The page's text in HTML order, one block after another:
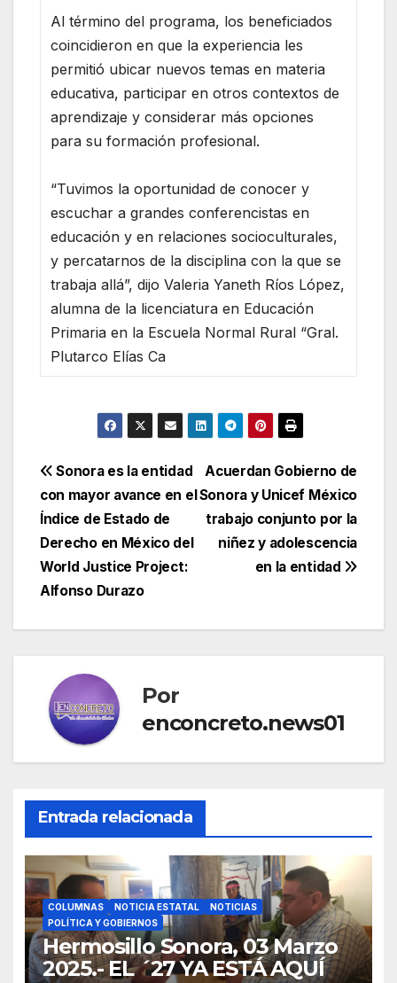
Al término del programa, los beneficiados
coincidieron en que la experiencia les
permitió ubicar nuevos temas en materia
educativa, participar en otros contextos de
aprendizaje y considerar más opciones
para su formación profesional.
“Tuvimos la oportunidad de conocer y
escuchar a grandes conferencistas en
educación y en relaciones socioculturales,
y percatarnos de la disciplina con la que se
trabaja allá”, dijo Valeria Yaneth Ríos López,
alumna de la licenciatura en Educación
Primaria en la Escuela Normal Rural “Gral.
Plutarco Elías Ca
Navegación
de
entradas
Acuerdan Gobierno de
Sonora y Unicef México
trabajo conjunto por la
niñez y adolescencia
en la entidad
Sonora es la entidad
con mayor avance en el
Índice de Estado de
Derecho en México del
World Justice Project:
Alfonso Durazo
Por
enconcreto.news01
Entrada relacionada
COLUMNAS NOTICIA ESTATAL
NOTICIAS
POLÍTICA Y GOBIERNOS
Hermosillo Sonora, 03 Marzo
2025.- EL ´27 YA ESTÁ AQUÍ